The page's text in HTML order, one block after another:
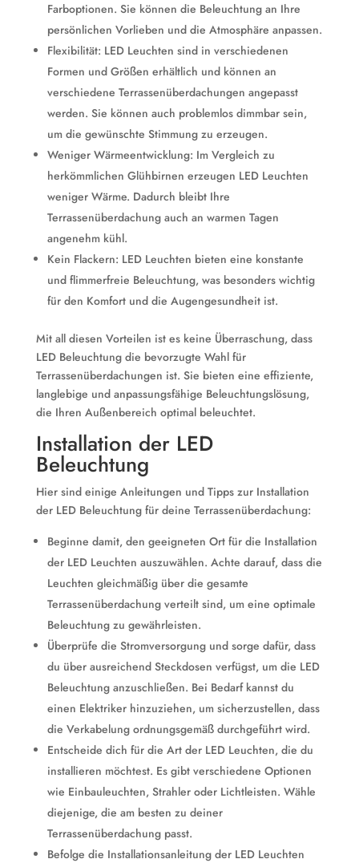
Farboptionen. Sie können die Beleuchtung an Ihre
persönlichen Vorlieben und die Atmosphäre anpassen.
Flexibilität: LED Leuchten sind in verschiedenen
Formen und Größen erhältlich und können an
verschiedene Terrassenüberdachungen angepasst
werden. Sie können auch problemlos dimmbar sein,
um die gewünschte Stimmung zu erzeugen.
Weniger Wärmeentwicklung: Im Vergleich zu
herkömmlichen Glühbirnen erzeugen LED Leuchten
weniger Wärme. Dadurch bleibt Ihre
Terrassenüberdachung auch an warmen Tagen
angenehm kühl.
Kein Flackern: LED Leuchten bieten eine konstante
und flimmerfreie Beleuchtung, was besonders wichtig
für den Komfort und die Augengesundheit ist.
Mit all diesen Vorteilen ist es keine Überraschung, dass
LED Beleuchtung die bevorzugte Wahl für
Terrassenüberdachungen ist. Sie bieten eine effiziente,
langlebige und anpassungsfähige Beleuchtungslösung,
die Ihren Außenbereich optimal beleuchtet.
Installation der LED
Beleuchtung
Hier sind einige Anleitungen und Tipps zur Installation
der LED Beleuchtung für deine Terrassenüberdachung:
Beginne damit, den geeigneten Ort für die Installation
der LED Leuchten auszuwählen. Achte darauf, dass die
Leuchten gleichmäßig über die gesamte
Terrassenüberdachung verteilt sind, um eine optimale
Beleuchtung zu gewährleisten.
Überprüfe die Stromversorgung und sorge dafür, dass
du über ausreichend Steckdosen verfügst, um die LED
Beleuchtung anzuschließen. Bei Bedarf kannst du
einen Elektriker hinzuziehen, um sicherzustellen, dass
die Verkabelung ordnungsgemäß durchgeführt wird.
Entscheide dich für die Art der LED Leuchten, die du
installieren möchtest. Es gibt verschiedene Optionen
wie Einbauleuchten, Strahler oder Lichtleisten. Wähle
diejenige, die am besten zu deiner
Terrassenüberdachung passt.
Befolge die Installationsanleitung der LED Leuchten